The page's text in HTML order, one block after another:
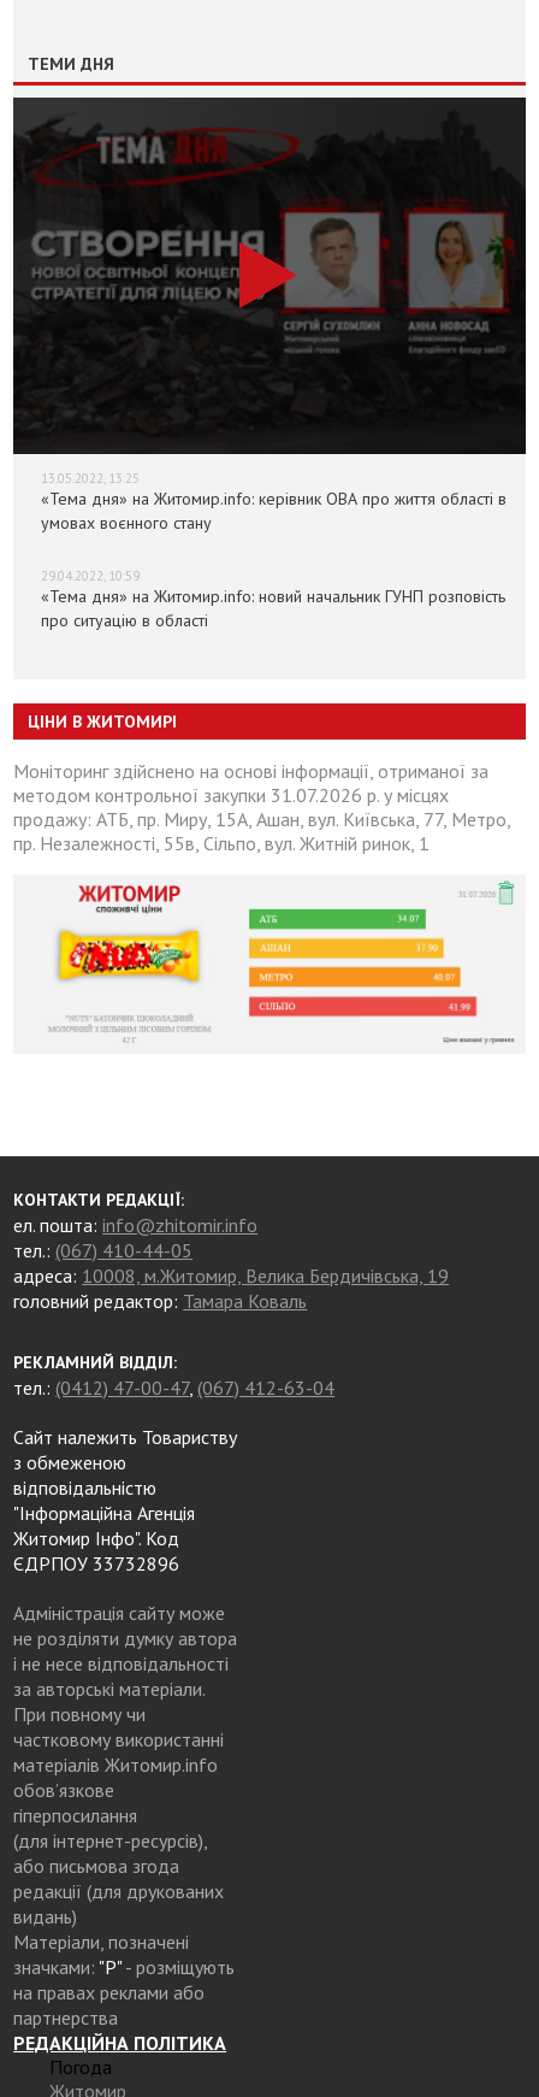
ТЕМИ ДНЯ
13.05.2022, 13:25
«Тема дня» на Житомир.info: керівник ОВА про життя області в
умовах воєнного стану
29.04.2022, 10:59
«Тема дня» на Житомир.info: новий начальник ГУНП розповість
про ситуацію в області
ЦІНИ В ЖИТОМИРІ
Моніторинг здійснено на основі інформації, отриманої за
методом контрольної закупки 31.07.2026 р. у місцях
продажу: АТБ, пр. Миру, 15А, Ашан, вул. Київська, 77, Метро,
пр. Незалежності, 55в, Сільпо, вул. Житній ринок, 1
КОНТАКТИ РЕДАКЦІЇ:
ел. пошта:info@zhitomir.info
тел.: (067) 410-44-05
адреса: 10008, м.Житомир, Велика Бердичівська, 19
головний редактор: Тамара Коваль
РЕКЛАМНИЙ ВІДДІЛ:
тел.: (0412) 47-00-47, (067) 412-63-04
Сайт належить Товариству
з обмеженою
відповідальністю
"Інформаційна Агенція
Житомир Інфо". Код
ЄДРПОУ 33732896
Адміністрація сайту може
не розділяти думку автора
і не несе відповідальності
за авторські матеріали.
При повному чи
частковому використанні
матеріалів Житомир.info
обов’язкове
гіперпосилання
(для інтернет-ресурсів),
або письмова згода
редакції (для друкованих
видань)
Матеріали, позначені
значками: "Р"- розміщують
на правах реклами або
партнерства
РЕДАКЦІЙНА ПОЛІТИКА
Погода
Житомир